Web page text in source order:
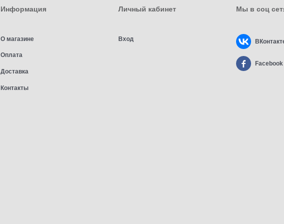
Информация
О магазине
Оплата
Доставка
Контакты
Личный кабинет
Вход
Мы в соц
Facebook